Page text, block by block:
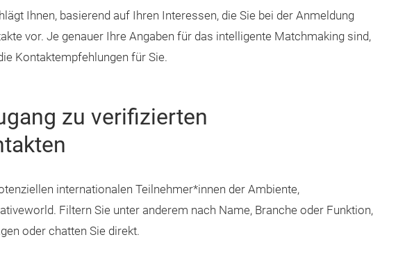
Ihnen, basierend auf Ihren Interessen, die Sie bei der Anmeldung
vor. Je genauer Ihre Angaben für das intelligente Matchmaking sind,
Kontaktempfehlungen für Sie.
zu verifizierten
internationalen Teilnehmer*innen der Ambiente,
Filtern Sie unter anderem nach Name, Branche oder Funktion,
oder chatten Sie direkt.